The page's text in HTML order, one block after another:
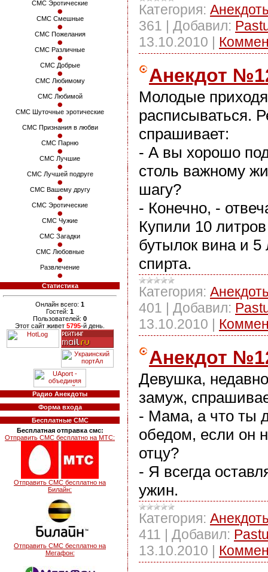
СМС Эротические
СМС Смешные
СМС Пожелания
СМС Различные
СМС Добрые
СМС Любимому
СМС Любимой
СМС Шуточные эротические
СМС Признания в любви
СМС Парню
СМС Лучшие
СМС Лучшей подруге
СМС Вашему другу
СМС Эротические
СМС Чужие
СМС Загадки
СМС Любовные
Развлечение
Статистика
Онлайн всего: 1
Гостей: 1
Пользователей: 0
Этот сайт живет 5795-й день.
Радио Анекдоты
Форма входа
Бесплатные СМС
Бесплатная отправка смс:
Отправить СМС бесплатно на МТС:
Отправить СМС бесплатно на
Билайн:
Отправить СМС бесплатно на
Мегафон:
Категория:
361 | Добавил:
13.10.2010 |
Анекдот
Молодые
расписываться.
спрашивает:
- А вы хорошо
столь важному
шагу?
- Конечно, -
Купили 10
бутылок вина и 5
спирта.
Категория:
401 | Добавил:
13.10.2010 |
Анекдот
Девушка,
замуж,
- Мама, а что ты
обедом, если он
отцу?
- Я всегда
ужин.
Категория:
411 | Добавил:
13.10.2010 |